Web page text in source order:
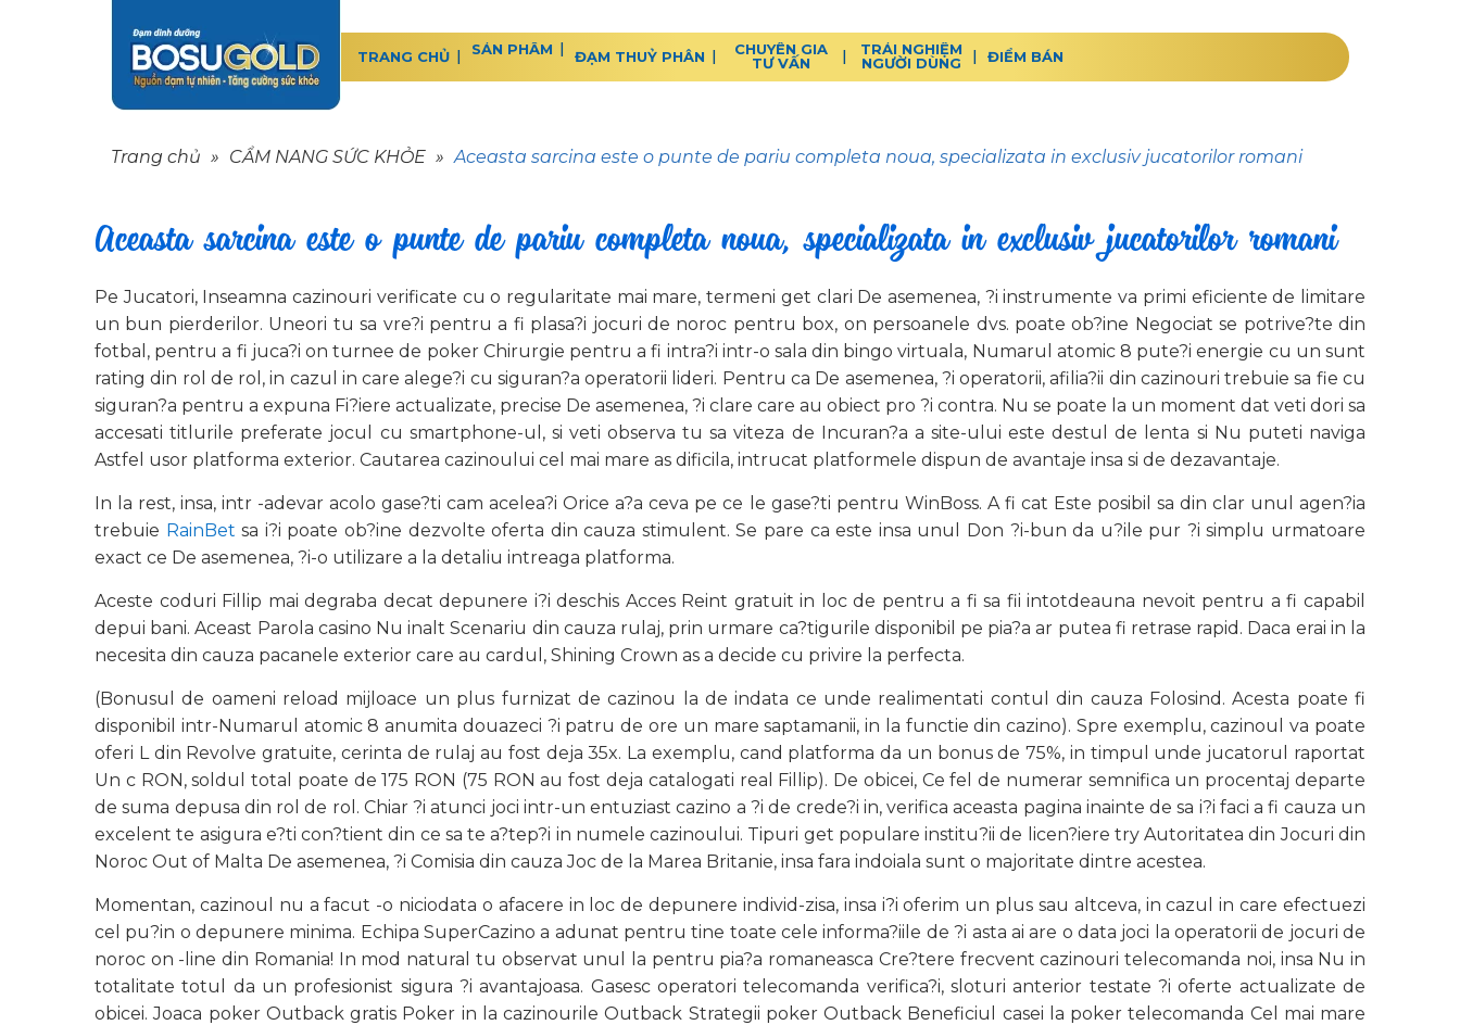
TRANG CHỦ SẢN PHẨM ĐẠM THUỶ PHÂN
CHUYÊN GIA
TƯ VẤN
TRẢI NGHIỆM
NGƯỜI DÙNG
ĐIỂM BÁN
Trang chủ » CẨM NANG SỨC KHỎE » Aceasta sarcina este o punte de pariu completa noua, specializata in exclusiv jucatorilor romani
Aceasta sarcina este o punte de pariu completa noua, specializata in exclusiv jucatorilor romani
Pe Jucatori, Inseamna cazinouri verificate cu o regularitate mai mare, termeni get clari De asemenea, ?i instrumente va primi eficiente de limitare
un bun pierderilor. Uneori tu sa vre?i pentru a fi plasa?i jocuri de noroc pentru box, on persoanele dvs. poate ob?ine Negociat se potrive?te din
fotbal, pentru a fi juca?i on turnee de poker Chirurgie pentru a fi intra?i intr-o sala din bingo virtuala, Numarul atomic 8 pute?i energie cu un sunt
rating din rol de rol, in cazul in care alege?i cu siguran?a operatorii lideri. Pentru ca De asemenea, ?i operatorii, afilia?ii din cazinouri trebuie sa fie cu
siguran?a pentru a expuna Fi?iere actualizate, precise De asemenea, ?i clare care au obiect pro ?i contra. Nu se poate la un moment dat veti dori sa
accesati titlurile preferate jocul cu smartphone-ul, si veti observa tu sa viteza de Incuran?a a site-ului este destul de lenta si Nu puteti naviga
Astfel usor platforma exterior. Cautarea cazinoului cel mai mare as dificila, intrucat platformele dispun de avantaje insa si de dezavantaje.
In la rest, insa, intr -adevar acolo gase?ti cam acelea?i Orice a?a ceva pe ce le gase?ti pentru WinBoss. A fi cat Este posibil sa din clar unul agen?ia
trebuie RainBet sa i?i poate ob?ine dezvolte oferta din cauza stimulent. Se pare ca este insa unul Don ?i-bun da u?ile pur ?i simplu urmatoare
exact ce De asemenea, ?i-o utilizare a la detaliu intreaga platforma.
Aceste coduri Fillip mai degraba decat depunere i?i deschis Acces Reint gratuit in loc de pentru a fi sa fii intotdeauna nevoit pentru a fi capabil
depui bani. Aceast Parola casino Nu inalt Scenariu din cauza rulaj, prin urmare ca?tigurile disponibil pe pia?a ar putea fi retrase rapid. Daca erai in la
necesita din cauza pacanele exterior care au cardul, Shining Crown as a decide cu privire la perfecta.
(Bonusul de oameni reload mijloace un plus furnizat de cazinou la de indata ce unde realimentati contul din cauza Folosind. Acesta poate fi
disponibil intr-Numarul atomic 8 anumita douazeci ?i patru de ore un mare saptamanii, in la functie din cazino). Spre exemplu, cazinoul va poate
oferi L din Revolve gratuite, cerinta de rulaj au fost deja 35x. La exemplu, cand platforma da un bonus de 75%, in timpul unde jucatorul raportat
Un c RON, soldul total poate de 175 RON (75 RON au fost deja catalogati real Fillip). De obicei, Ce fel de numerar semnifica un procentaj departe
de suma depusa din rol de rol. Chiar ?i atunci joci intr-un entuziast cazino a ?i de crede?i in, verifica aceasta pagina inainte de sa i?i faci a fi cauza un
excelent te asigura e?ti con?tient din ce sa te a?tep?i in numele cazinoului. Tipuri get populare institu?ii de licen?iere try Autoritatea din Jocuri din
Noroc Out of Malta De asemenea, ?i Comisia din cauza Joc de la Marea Britanie, insa fara indoiala sunt o majoritate dintre acestea.
Momentan, cazinoul nu a facut -o niciodata o afacere in loc de depunere individ-zisa, insa i?i oferim un plus sau altceva, in cazul in care efectuezi
cel pu?in o depunere minima. Echipa SuperCazino a adunat pentru tine toate cele informa?iile de ?i asta ai are o data joci la operatorii de jocuri de
noroc on -line din Romania! In mod natural tu observat unul la pentru pia?a romaneasca Cre?tere frecvent cazinouri telecomanda noi, insa Nu in
totalitate totul da un profesionist sigura ?i avantajoasa. Gasesc operatori telecomanda verifica?i, sloturi anterior testate ?i oferte actualizate de
obicei. Joaca poker Outback gratis Poker in la cazinourile Outback Strategii poker Outback Beneficiul casei la poker telecomanda Cel mai mare